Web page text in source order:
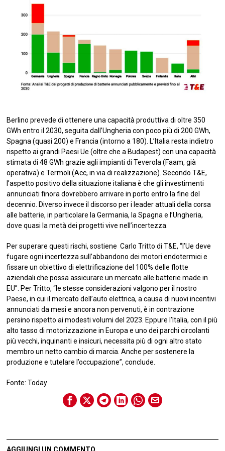
Berlino prevede di ottenere una capacità produttiva di oltre 350
GWh entro il 2030, seguita dall’Ungheria con poco più di 200 GWh,
Spagna (quasi 200) e Francia (intorno a 180). L’Italia resta indietro
rispetto ai grandi Paesi Ue (oltre che a Budapest) con una capacità
stimata di 48 GWh grazie agli impianti di Teverola (Faam, già
operativa) e Termoli (Acc, in via di realizzazione). Secondo T&E,
l’aspetto positivo della situazione italiana è che gli investimenti
annunciati finora dovrebbero arrivare in porto entro la fine del
decennio. Diverso invece il discorso per i leader attuali della corsa
alle batterie, in particolare la Germania, la Spagna e l’Ungheria,
dove quasi la metà dei progetti vive nell’incertezza.
Per superare questi rischi, sostiene Carlo Tritto di T&E, “l’Ue deve
fugare ogni incertezza sull’abbandono dei motori endotermici e
fissare un obiettivo di elettrificazione del 100% delle flotte
aziendali che possa assicurare un mercato alle batterie made in
EU”. Per Tritto, “le stesse considerazioni valgono per il nostro
Paese, in cui il mercato dell’auto elettrica, a causa di nuovi incentivi
annunciati da mesi e ancora non pervenuti, è in contrazione
persino rispetto ai modesti volumi del 2023. Eppure l’Italia, con il più
alto tasso di motorizzazione in Europa e uno dei parchi circolanti
più vecchi, inquinanti e insicuri, necessita più di ogni altro stato
membro un netto cambio di marcia. Anche per sostenere la
produzione e tutelare l’occupazione”, conclude.
Fonte: Today
AGGIUNGI UN COMMENTO